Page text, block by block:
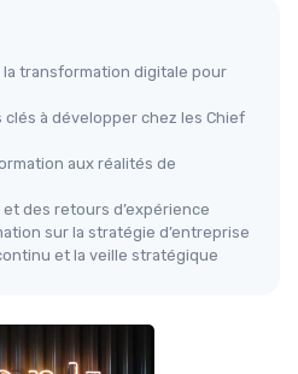
transformation digitale pour
à développer chez les Chief
aux réalités de
des retours d’expérience
sur la stratégie d’entreprise
et la veille stratégique